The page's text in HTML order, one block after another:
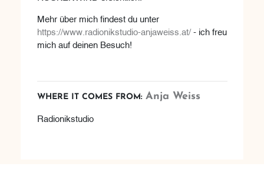
Mehr über mich findest du unter
https://www.radionikstudio-anjaweiss.at/- ich freu
mich auf deinen Besuch!
WHERE IT COMES FROM: Anja Weiss
Radionikstudio